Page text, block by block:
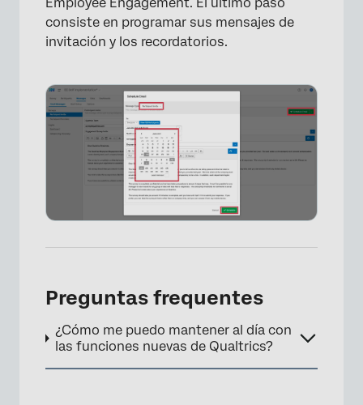
×
consiste en programar sus mensajes de
invitación y los recordatorios.
Preguntas frequentes
¿Cómo me puedo mantener al día con
las funciones nuevas de Qualtrics?